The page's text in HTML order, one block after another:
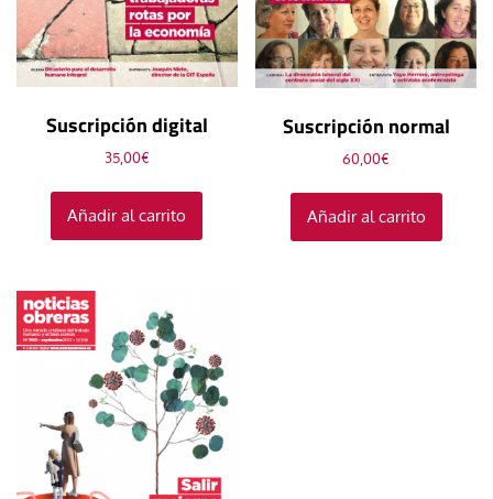
Suscripción digital
35,00€
Añadir al carrito
Suscripción normal
60,00€
Añadir al carrito